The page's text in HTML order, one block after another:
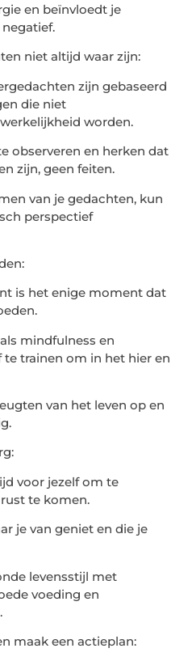
en beïnvloedt je
niet altijd waar zijn:
zijn gebaseerd
die niet
worden.
observeren en herken dat
zijn, geen feiten.
van je gedachten, kun
perspectief
is het enige moment dat
mindfulness en
trainen om in het hier en
van het leven op en
voor jezelf om te
te komen.
je van geniet en die je
levensstijl met
voeding en
maak een actieplan: